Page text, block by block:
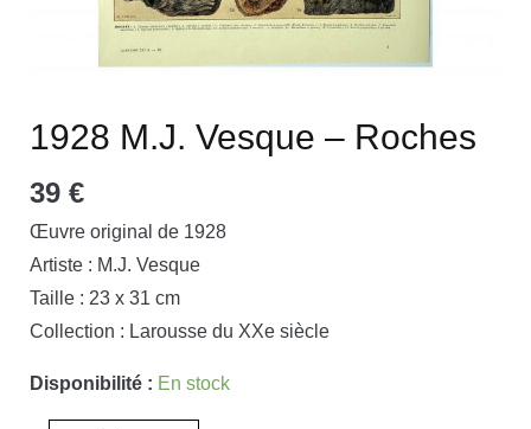
1928 M.J. Vesque – Roches
39 €
Œuvre original de 1928
Artiste : M.J. Vesque
Taille : 23 x 31 cm
Collection : Larousse du XXe siècle
Disponibilité : En stock